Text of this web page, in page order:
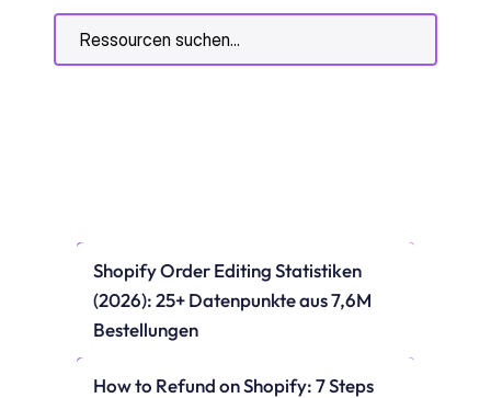
Commerce zu verbessern.
Ressourcen suchen...
Shopify Order Editing Statistiken
(2026): 25+ Datenpunkte aus 7,6M
Bestellungen
How to Refund on Shopify: 7 Steps